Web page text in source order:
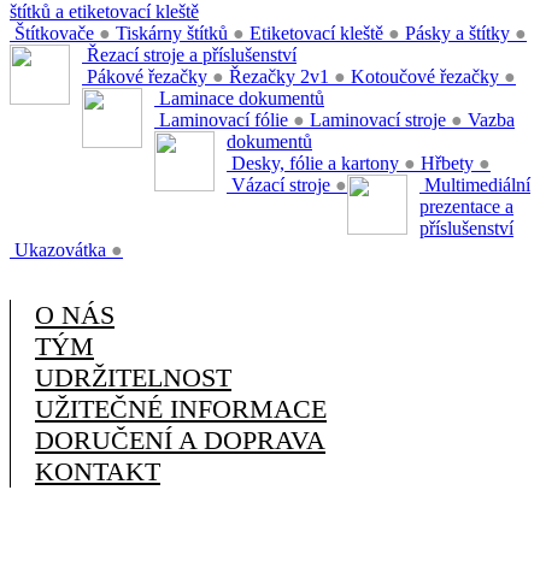
štítků a etiketovací kleště
Štítkovače ● Tiskárny štítků ● Etiketovací kleště ● Pásky a štítky ●
Řezací stroje a příslušenství
Pákové řezačky ● Řezačky 2v1 ● Kotoučové řezačky ●
Laminace dokumentů
Laminovací fólie ● Laminovací stroje ● Vazba
dokumentů
Desky, fólie a kartony ● Hřbety ●
Vázací stroje ●
Multimediální
prezentace a
příslušenství
Ukazovátka ●
O NÁS
TÝM
UDRŽITELNOST
UŽITEČNÉ INFORMACE
DORUČENÍ A DOPRAVA
KONTAKT